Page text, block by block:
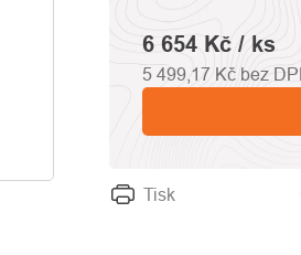
Tisk
6 654 Kč / ks
5 499,17 Kč bez